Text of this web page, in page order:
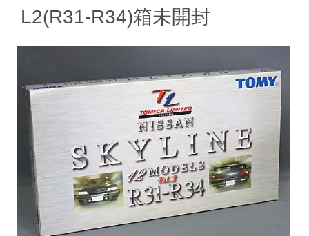
L2(R31-R34)箱未開封